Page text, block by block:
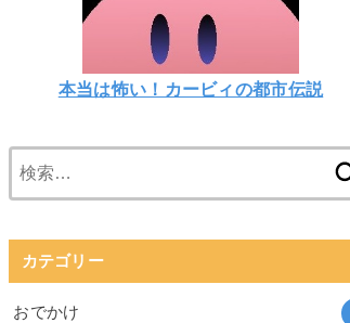
本当は怖い！カービィの都市伝説
カテゴリー
おでかけ